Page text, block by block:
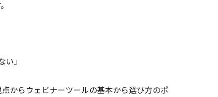
」
からウェビナーツールの基本から選び方のポ